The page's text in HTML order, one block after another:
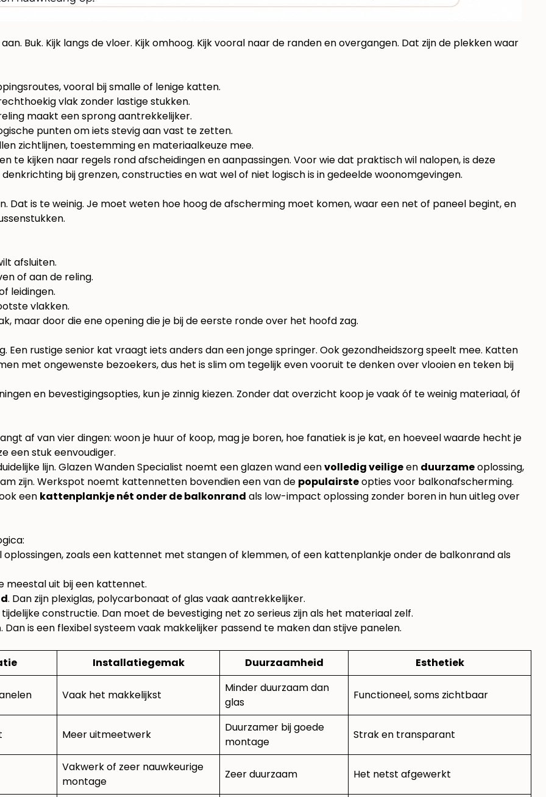
Buk. Kijk langs de vloer. Kijk omhoog. Kijk vooral naar de randen en overgangen. Dat zijn de plekken waar
vooral bij smalle of lenige katten.
vlak zonder lastige stukken.
maakt een sprong aantrekkelijker.
punten om iets stevig aan vast te zetten.
zichtlijnen, toestemming en materiaalkeuze mee.
te kijken naar regels rond afscheidingen en aanpassingen. Voor wie dat praktisch wil nalopen, is deze
bij grenzen, constructies en wat wel of niet logisch is in gedeelde woonomgevingen.
Dat is te weinig. Je moet weten hoe hoog de afscherming moet komen, waar een net of paneel begint, en
afsluiten.
of aan de reling.
leidingen.
vlakken.
maar door die ene opening die je bij de eerste ronde over het hoofd zag.
Een rustige senior kat vraagt iets anders dan een jonge springer. Ook gezondheidszorg speelt mee. Katten
met ongewenste bezoekers, dus het is slim om tegelijk even vooruit te denken overvlooien en teken bij
en bevestigingsopties, kun je zinnig kiezen. Zonder dat overzicht koop je vaak óf te weinig materiaal, óf
af van vier dingen: woon je huur of koop, mag je boren, hoe fanatiek is je kat, en hoeveel waarde hecht je
een stuk eenvoudiger.
lijn. Glazen Wanden Specialist noemt een glazen wand eenvolledig veiligeen duurzameoplossing,
zijn. Werkspot noemt kattennetten bovendien een van de populairsteopties voor balkonafscherming.
een kattenplankje nét onder de balkonrand als low-impact oplossing zonder boren in hun uitleg over
oplossingen, zoals een kattennet met stangen of klemmen, of een kattenplankje onder de balkonrand als
meestal uit bij een kattennet.
. Dan zijn plexiglas, polycarbonaat of glas vaak aantrekkelijker.
constructie. Dan moet de bevestiging net zo serieus zijn als het materiaal zelf.
. Dan is een flexibel systeem vaak makkelijker passend te maken dan stijve panelen.
Installatiegemak Duurzaamheid Esthetiek
Vaak het makkelijkst
Minder duurzaam dan
glas
Functioneel, soms zichtbaar
Meer uitmeetwerk
Duurzamer bij goede
montage
Strak en transparant
Vakwerk of zeer nauwkeurige
montage
Zeer duurzaam Het netst afgewerkt